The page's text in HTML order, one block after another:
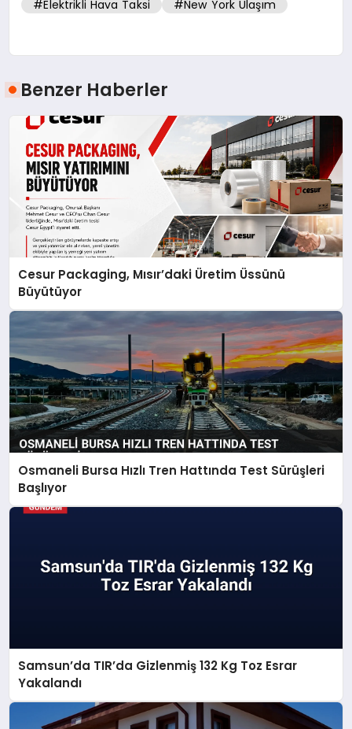
#Elektrikli Hava Taksi #New York Ulaşım
Benzer Haberler
Cesur Packaging, Mısır’daki Üretim Üssünü
Büyütüyor
Osmaneli Bursa Hızlı Tren Hattında Test Sürüşleri
Başlıyor
Samsun’da TIR’da Gizlenmiş 132 Kg Toz Esrar
Yakalandı